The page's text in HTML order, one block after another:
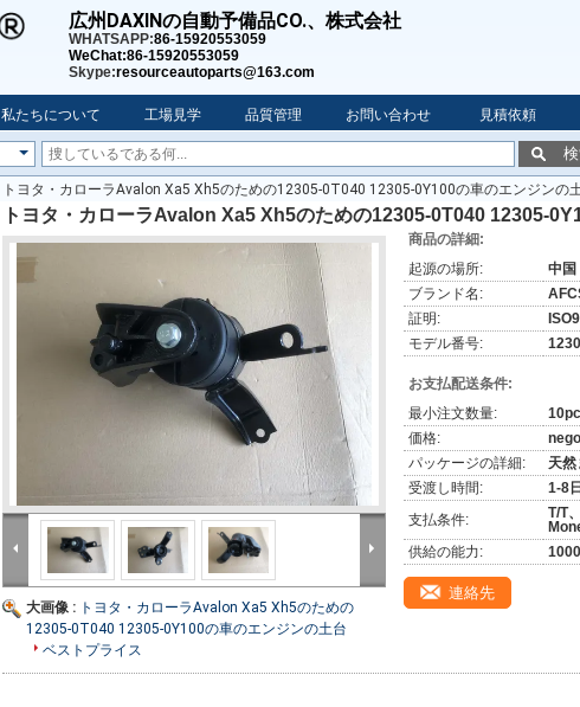
広州DAXINの自動予備品CO.、株式会社
WHATSAPP:86-15920553059
WeChat:86-15920553059
Skype:resourceautoparts@163.com
私たちについて 工場見学 品質管理 お問い合わせ 見積依頼
トヨタ・カローラAvalon Xa5 Xh5のための12305-0T040 12305-0Y100の車のエンジンの
トヨタ・カローラAvalon Xa5 Xh5のための12305-0T040 12305-
大画像 : トヨタ・カローラAvalon Xa5 Xh5のための
12305-0T040 12305-0Y100の車のエンジンの土台
ベストプライス
商品の詳細:
起源の場所:
中国
ブランド名:
証明:
モデル番号:
お支払配送条件:
最小注文数量:
価格:
パッケージの詳細:
天
受渡し時間:
1-8日
支払条件:
T/T
供給の能力:
連絡先